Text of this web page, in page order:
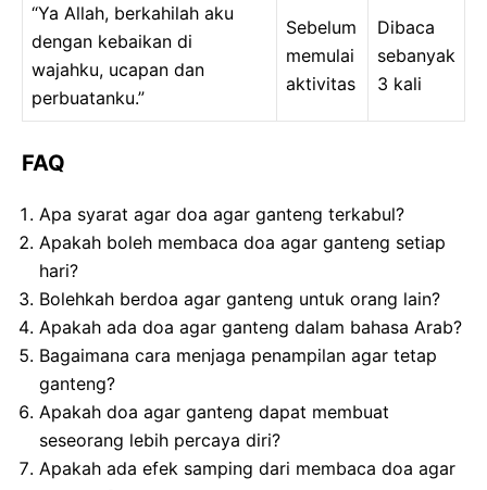
“Ya Allah, berkahilah aku
dengan kebaikan di
wajahku, ucapan dan
perbuatanku.”
Sebelum
memulai
aktivitas
Dibaca
sebanyak
3 kali
FAQ
Apa syarat agar doa agar ganteng terkabul?
Apakah boleh membaca doa agar ganteng setiap
hari?
Bolehkah berdoa agar ganteng untuk orang lain?
Apakah ada doa agar ganteng dalam bahasa Arab?
Bagaimana cara menjaga penampilan agar tetap
ganteng?
Apakah doa agar ganteng dapat membuat
seseorang lebih percaya diri?
Apakah ada efek samping dari membaca doa agar